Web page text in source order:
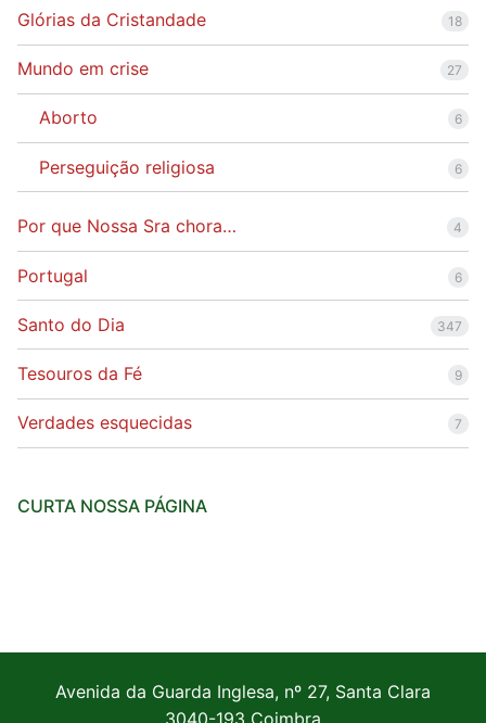
Glórias da Cristandade 18
Mundo em crise 27
Aborto 6
Perseguição religiosa 6
Por que Nossa Sra chora… 4
Portugal 6
Santo do Dia 347
Tesouros da Fé 9
Verdades esquecidas 7
CURTA NOSSA PÁGINA
Avenida da Guarda Inglesa, nº 27, Santa Clara
3040-193 Coimbra